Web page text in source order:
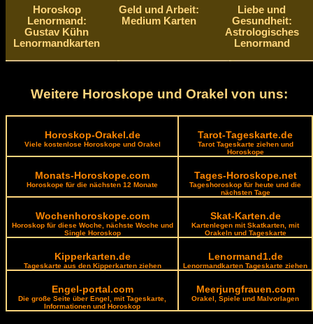
Horoskop
Lenormand:
Gustav Kühn
Lenormandkarten
Geld und Arbeit:
Medium Karten
Liebe und
Gesundheit:
Astrologisches
Lenormand
Weitere Horoskope und Orakel von uns:
Horoskop-Orakel.de
Viele kostenlose Horoskope und Orakel
Tarot-Tageskarte.de
Tarot Tageskarte ziehen und
Horoskope
Monats-Horoskope.com
Horoskope für die nächsten 12 Monate
Tages-Horoskope.net
Tageshoroskop für heute und die
nächsten Tage
Wochenhoroskope.com
Horoskop für diese Woche, nächste Woche und
Single Horoskop
Skat-Karten.de
Kartenlegen mit Skatkarten, mit
Orakeln und Tageskarte
Kipperkarten.de
Tageskarte aus den Kipperkarten ziehen
Lenormand1.de
Lenormandkarten Tageskarte ziehen
Engel-portal.com
Die große Seite über Engel, mit Tageskarte,
Informationen und Horoskop
Meerjungfrauen.com
Orakel, Spiele und Malvorlagen